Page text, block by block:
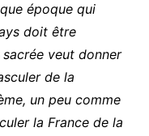
époque qui
doit être
sacrée veut donner
de la
un peu comme
la France de la